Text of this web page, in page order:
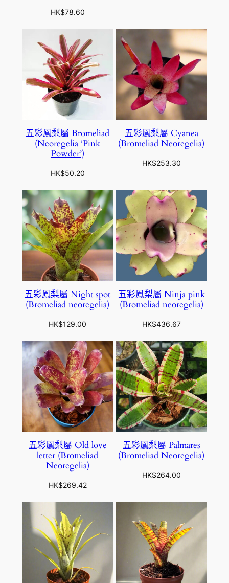
HK$78.60
五彩鳳梨屬 Bromeliad
(Neoregelia ‘Pink
Powder’)
HK$50.20
五彩鳳梨屬 Cyanea
(Bromeliad Neoregelia)
HK$253.30
五彩鳳梨屬 Night spot
(Bromeliad neoregelia)
HK$129.00
五彩鳳梨屬 Ninja pink
(Bromeliad neoregelia)
HK$436.67
五彩鳳梨屬 Old love
letter (Bromeliad
Neoregelia)
HK$269.42
五彩鳳梨屬 Palmares
(Bromeliad Neoregelia)
HK$264.00